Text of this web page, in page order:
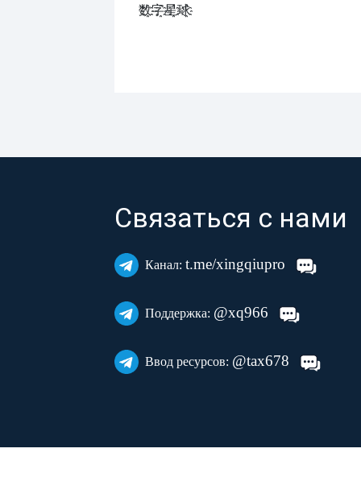
数҈字҈星҈球҈͏
Связаться с нами
Канал: t.me/xingqiupro
Поддержка: @xq966
Ввод ресурсов: @tax678